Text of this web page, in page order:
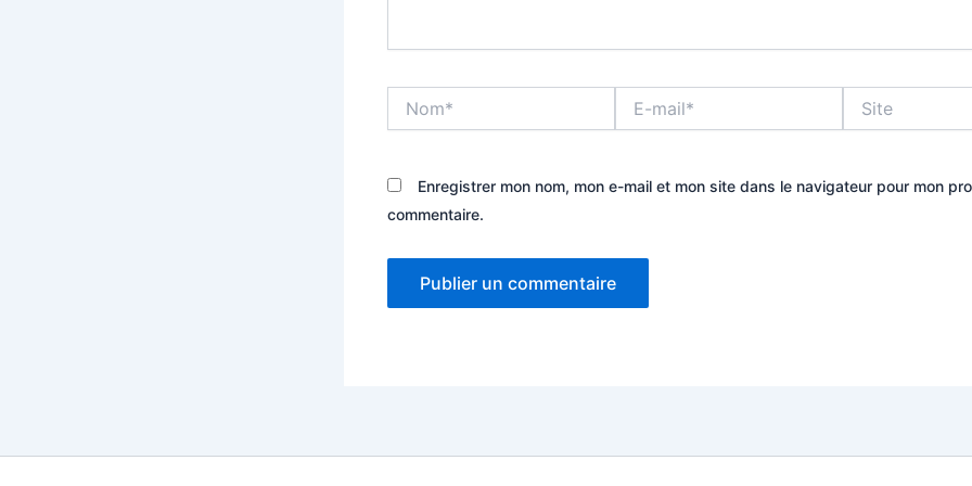
mail*
Enregistrer mon nom, mon e-mail et mon site dans le navigateur pour mon
commentaire.